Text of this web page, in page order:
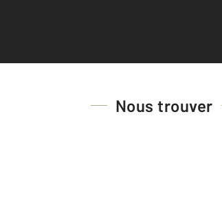
Nous trouver